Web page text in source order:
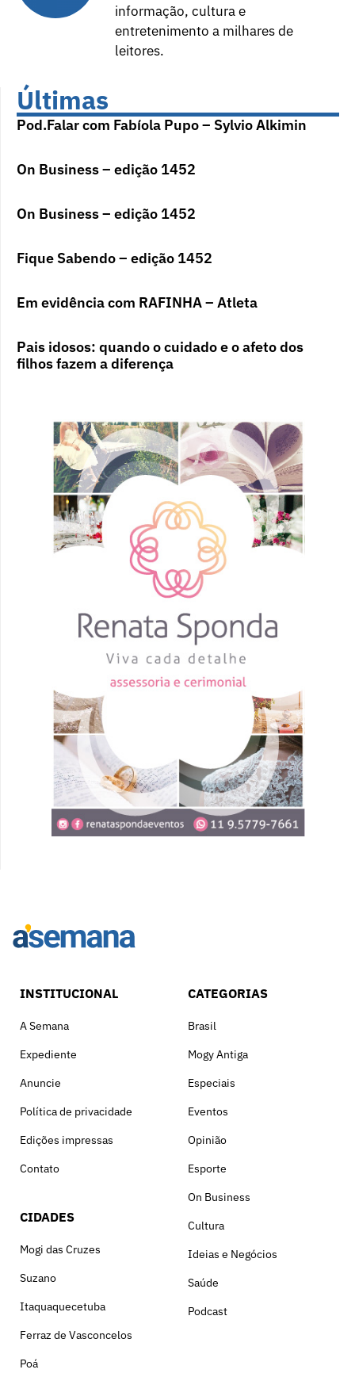
informação, cultura e
entretenimento a milhares de
leitores.
Últimas
Pod.Falar com Fabíola Pupo – Sylvio Alkimin
On Business – edição 1452
On Business – edição 1452
Fique Sabendo – edição 1452
Em evidência com RAFINHA – Atleta
Pais idosos: quando o cuidado e o afeto dos
filhos fazem a diferença
INSTITUCIONAL
A Semana
Expediente
Anuncie
Política de privacidade
Edições impressas
Contato
CIDADES
Mogi das Cruzes
Suzano
Itaquaquecetuba
Ferraz de Vasconcelos
Poá
CATEGORIAS
Brasil
Mogy Antiga
Especiais
Eventos
Opinião
Esporte
On Business
Cultura
Ideias e Negócios
Saúde
Podcast